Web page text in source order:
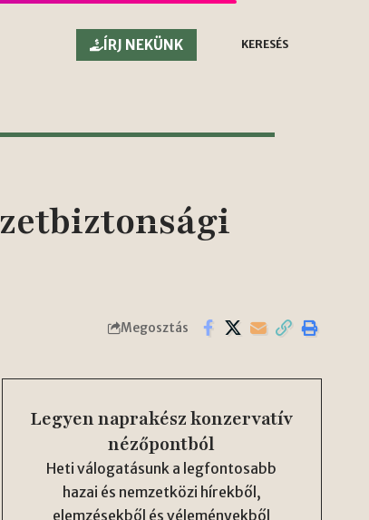
ÍRJ NEKÜNK
KERESÉS
Megosztás
Legyen naprakész konzervatív
nézőpontból
Heti válogatásunk a legfontosabb
hazai és nemzetközi hírekből,
elemzésekből és véleményekből